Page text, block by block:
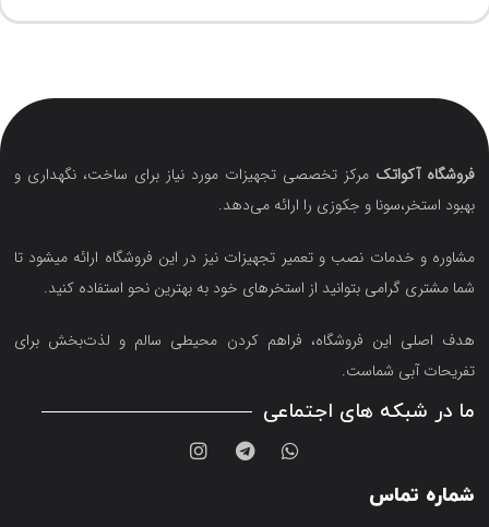
فروشگاه آکواتک مرکز تخصصی تجهیزات مورد نیاز برای ساخت، نگهداری و
بهبود استخر،سونا و جکوزی را ارائه می‌دهد.
مشاوره و خدمات نصب و تعمیر تجهیزات نیز در این فروشگاه ارائه میشود تا
شما مشتری گرامی بتوانید از استخرهای خود به بهترین نحو استفاده کنید.
هدف اصلی این فروشگاه‌، فراهم کردن محیطی سالم و لذت‌بخش برای
تفریحات آبی شماست.
ما در شبکه های اجتماعی
شماره تماس